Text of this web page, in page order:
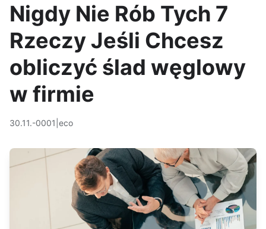
Nigdy Nie Rób Tych 7
Rzeczy Jeśli Chcesz
obliczyć ślad węglowy
w firmie
30.11.-0001 eco